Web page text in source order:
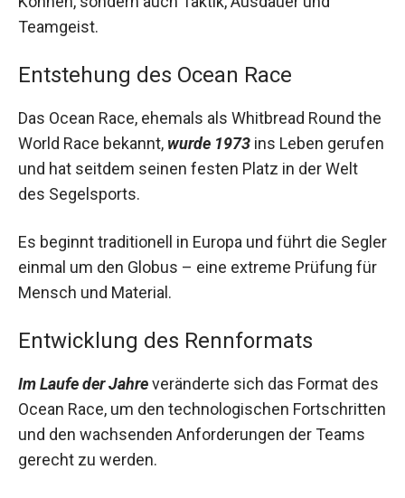
Teamgeist.
Entstehung des Ocean Race
Das Ocean Race, ehemals als Whitbread Round the
World Race bekannt, wurde 1973 ins Leben gerufen
und hat seitdem seinen festen Platz in der Welt
des Segelsports.
Es beginnt traditionell in Europa und führt die Segler
einmal um den Globus – eine extreme Prüfung für
Mensch und Material.
Entwicklung des Rennformats
Im Laufe der Jahreveränderte sich das Format des
Ocean Race, um den technologischen Fortschritten
und den wachsenden Anforderungen der Teams
gerecht zu werden.